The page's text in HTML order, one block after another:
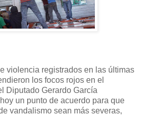
violencia registrados en las últimas
los focos rojos en el
Diputado Gerardo García
un punto de acuerdo para que
vandalismo sean más severas,